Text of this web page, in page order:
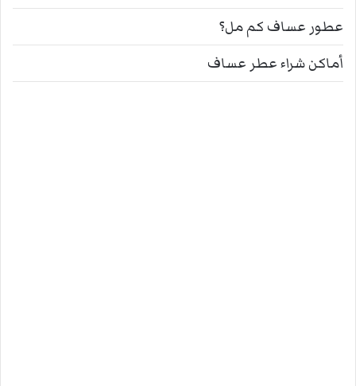
عطور عساف كم مل؟
أماكن شراء عطر عساف